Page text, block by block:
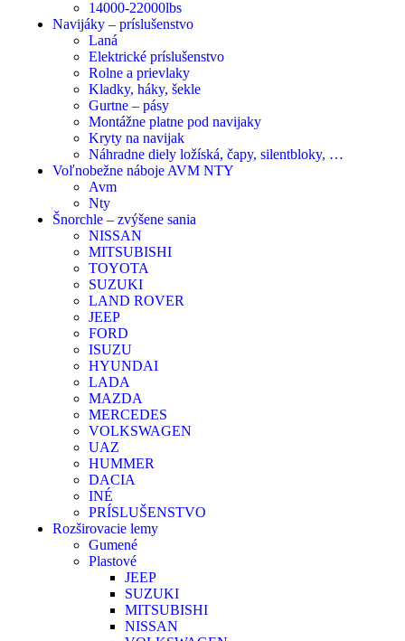
14000-22000lbs
Navijáky – príslušenstvo
Laná
Elektrické príslušenstvo
Rolne a prievlaky
Kladky, háky, šekle
Gurtne – pásy
Montážne platne pod navijaky
Kryty na navijak
Náhradne diely ložíská, čapy, silentbloky, …
Voľnobežne náboje AVM NTY
Avm
Nty
Šnorchle – zvýšene sania
NISSAN
MITSUBISHI
TOYOTA
SUZUKI
LAND ROVER
JEEP
FORD
ISUZU
HYUNDAI
LADA
MAZDA
MERCEDES
VOLKSWAGEN
UAZ
HUMMER
DACIA
INÉ
PRÍSLUŠENSTVO
Rozširovacie lemy
Gumené
Plastové
JEEP
SUZUKI
MITSUBISHI
NISSAN